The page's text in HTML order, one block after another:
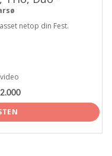
netop din Fest.